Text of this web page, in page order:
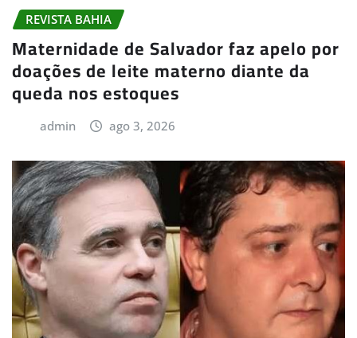
REVISTA BAHIA
Maternidade de Salvador faz apelo por
doações de leite materno diante da
queda nos estoques
admin ago 3, 2026